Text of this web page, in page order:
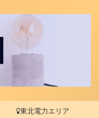
東北電力エリア